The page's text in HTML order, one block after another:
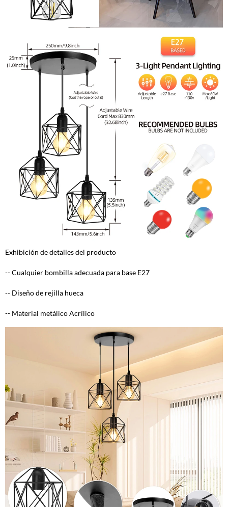
Exhibición de detalles del producto
-- Cualquier bombilla adecuada para base E27
-- Diseño de rejilla hueca
-- Material metálico Acrílico